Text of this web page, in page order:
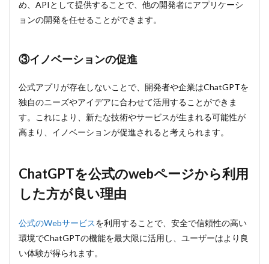
め、APIとして提供することで、他の開発者にアプリケーシ
ョンの開発を任せることができます。
③イノベーションの促進
公式アプリが存在しないことで、開発者や企業はChatGPTを
独自のニーズやアイデアに合わせて活用することができま
す。これにより、新たな技術やサービスが生まれる可能性が
高まり、イノベーションが促進されると考えられます。
ChatGPTを公式のwebページから利用
した方が良い理由
公式のWebサービスを利用することで、安全で信頼性の高い
環境でChatGPTの機能を最大限に活用し、ユーザーはより良
い体験が得られます。